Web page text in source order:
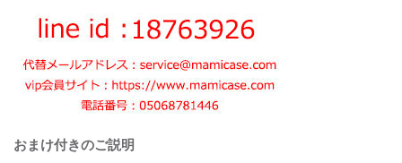
おまけ付きのご説明